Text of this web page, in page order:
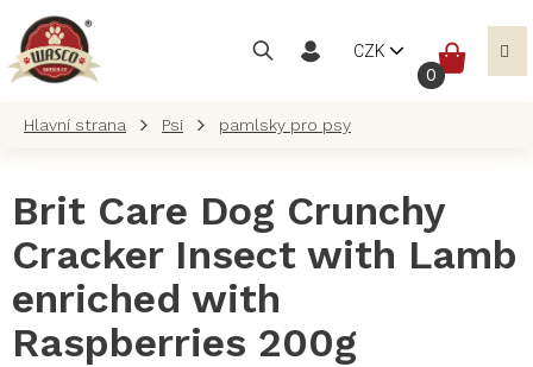
obsah
CZK
Psi pamlsky pro psy
Brit Care Dog Crunchy
Cracker Insect with Lamb
enriched with
Raspberries 200g